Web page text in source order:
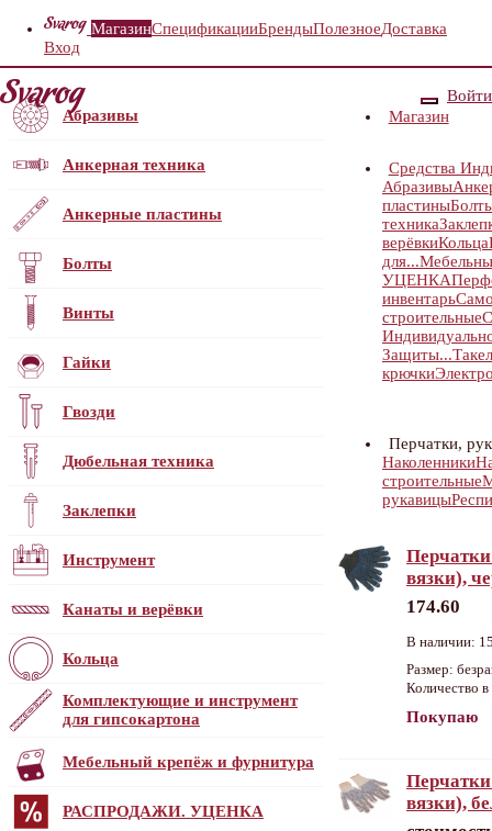
МагазинСпецификацииБрендыПолезноеДоставка
Вход
Войти
Абразивы
Анкерная техника
Анкерные пластины
Болты
Винты
Гайки
Гвозди
Дюбельная техника
Заклепки
Инструмент
Канаты и верёвки
Кольца
Комплектующие и инструмент
для гипсокартона
Мебельный крепёж и фурнитура
РАСПРОДАЖИ. УЦЕНКА
Магазин
Средства
Абразивы
пластины
техника
верёвкиКольца
для...
УЦЕНКА
инвентарь
строительные
Защиты...
крючки
Перчатки,
Наколенники
строительные
рукавицы
вязки),
174.60
В наличии:
Размер:
Количество
Покупаю
вязки),